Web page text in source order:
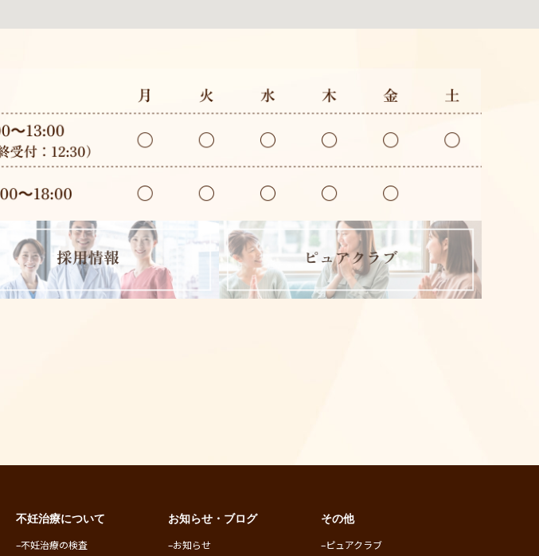
不妊治療について
–不妊治療の検査
お知らせ・ブログ
–お知らせ
その他
–ピュアクラブ